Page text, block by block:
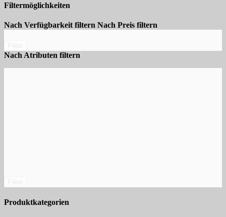
Filtermöglichkeiten
Nach Verfügbarkeit filtern Nach Preis filtern
Nach Atributen filtern
Produktkategorien